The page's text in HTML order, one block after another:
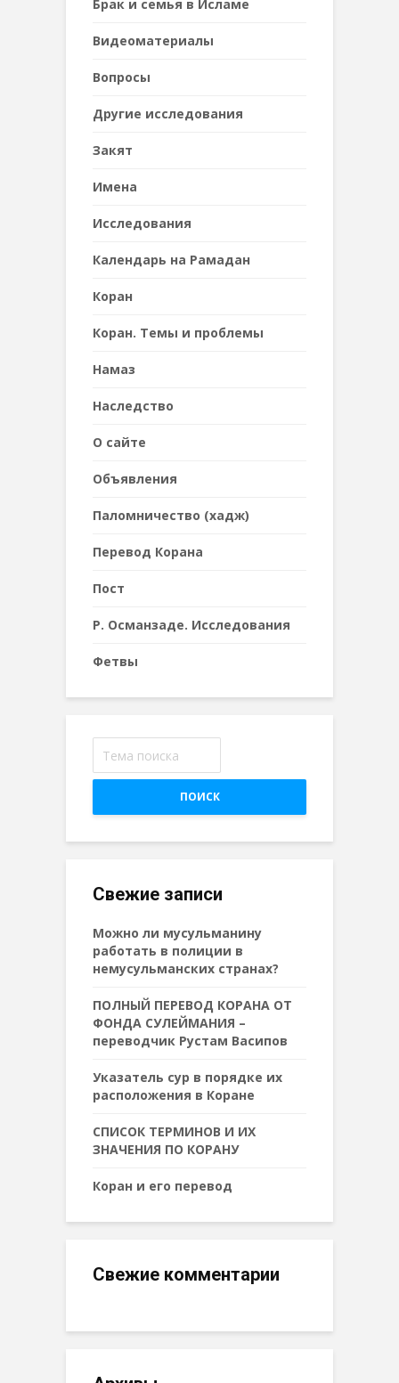
Брак и семья в Исламе
Видеоматериалы
Вопросы
Другие исследования
Закят
Имена
Исследования
Календарь на Рамадан
Коран
Коран. Темы и проблемы
Намаз
Наследствo
О сайте
Объявления
Паломничество (хадж)
Перевод Корана
Пост
Р. Османзаде. Исследования
Фетвы
ПОИСК
Свежие записи
Можно ли мусульманину
работать в полиции в
немусульманских странах?
ПОЛНЫЙ ПЕРЕВОД КОРАНА ОТ
ФОНДА СУЛЕЙМАНИЯ –
переводчик Рустам Васипов
Указатель сур в порядке их
расположения в Коране
СПИСОК ТЕРМИНОВ И ИХ
ЗНАЧЕНИЯ ПО КОРАНУ
Коран и его перевод
Свежие комментарии